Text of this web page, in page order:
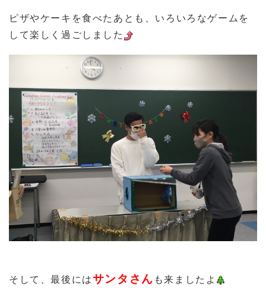
ピザやケーキを食べたあとも、いろいろなゲームを
して楽しく過ごしました
そして、最後にはサンタさん も来ましたよ